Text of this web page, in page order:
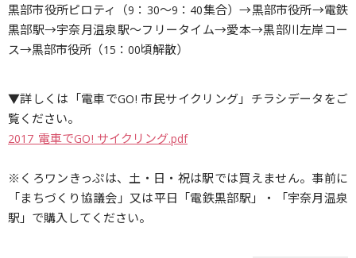
黒部市役所ピロティ（9：30〜9：40集合）→黒部市役所→電鉄
黒部駅→宇奈月温泉駅〜フリータイム→愛本→黒部川左岸コー
ス→黒部市役所（15：00頃解散）
▼詳しくは「電車でGO! 市民サイクリング」チラシデータをご
覧ください。
2017_電車でGO! サイクリング.pdf
※くろワンきっぷは、土・日・祝は駅では買えません。事前に
「まちづくり協議会」又は平日「電鉄黒部駅」・「宇奈月温泉
駅」で購入してください。